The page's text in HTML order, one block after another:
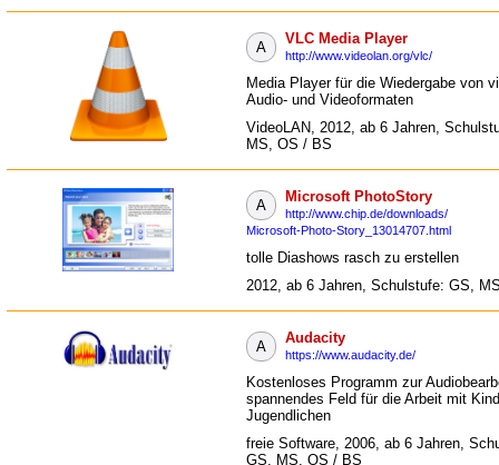
A
VLC Media Player
http://www.videolan.org/vlc/
Media Player für die Wiedergabe von
Audio- und Videoformaten
VideoLAN, 2012, ab 6 Jahren,
MS, OS / BS
A
Microsoft PhotoStory
http://www.chip.de/downloads/
Microsoft-Photo-Story_13014707.html
tolle Diashows rasch zu erstellen
2012, ab 6 Jahren, Schulstufe: GS,
A
Audacity
https://www.audacity.de/
Kostenloses Programm zur
spannendes Feld für die Arbeit mit
Jugendlichen
freie Software, 2006, ab 6 Jahren,
GS, MS, OS / BS